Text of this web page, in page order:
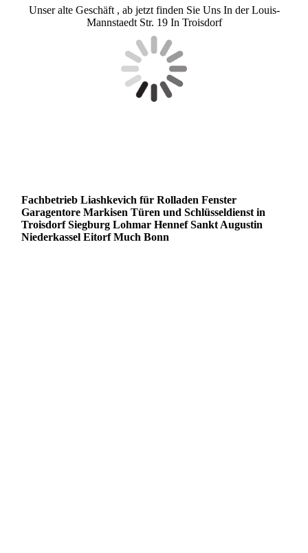
Unser alte Geschäft , ab jetzt finden Sie Uns In der Louis-
Mannstaedt Str. 19 In Troisdorf
Fachbetrieb Liashkevich für Rolladen Fenster
Garagentore Markisen Türen und Schlüsseldienst in
Troisdorf Siegburg Lohmar Hennef Sankt Augustin
Niederkassel Eitorf Much Bonn